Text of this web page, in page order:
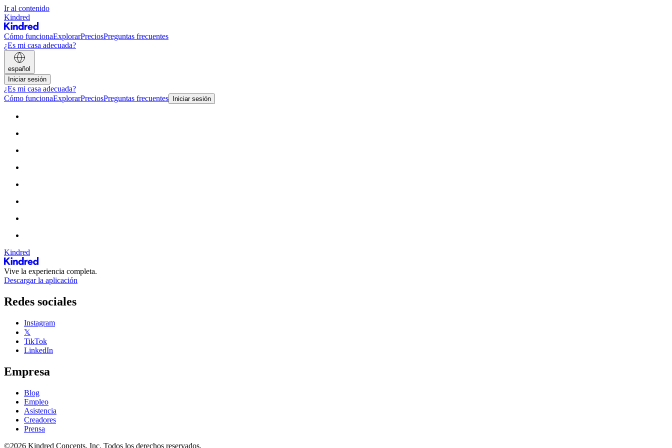
Ir al contenido
Kindred
Cómo funcionaExplorarPreciosPreguntas frecuentes
¿Es mi casa adecuada?
español
Iniciar sesión
¿Es mi casa adecuada?
Cómo funcionaExplorarPreciosPreguntas frecuentes Iniciar sesión
Kindred
Vive la experiencia completa.
Descargar la aplicación
Redes sociales
Instagram
𝕏
TikTok
LinkedIn
Empresa
Blog
Empleo
Asistencia
Creadores
Prensa
©2026 Kindred Concepts, Inc. Todos los derechos reservados.